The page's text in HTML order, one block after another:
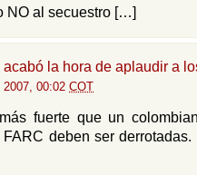
NO al secuestro […]
la hora de aplaudir a
00:02 COT
fuerte que un
deben ser derrotadas.